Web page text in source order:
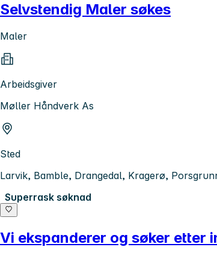
Selvstendig Maler søkes
Maler
Arbeidsgiver
Møller Håndverk As
Sted
Larvik, Bamble, Drangedal, Kragerø,
Superrask søknad
Vi ekspanderer og søker etter